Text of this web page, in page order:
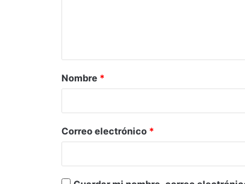
a
r
*
Nombre *
Correo electrónico *